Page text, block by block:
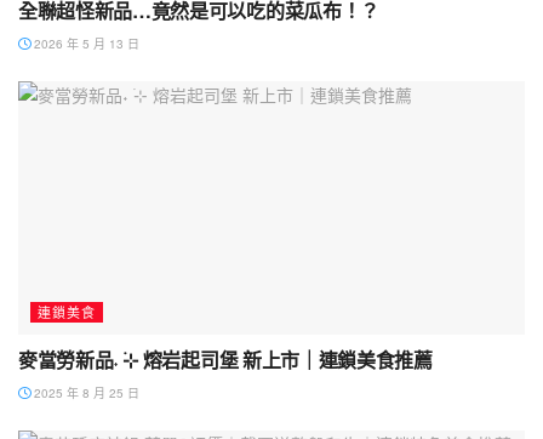
全聯超怪新品…竟然是可以吃的菜瓜布！？
2026 年 5 月 13 日
連鎖美食
麥當勞新品˖ ࣪⊹ 熔岩起司堡 新上市｜連鎖美食推薦
2025 年 8 月 25 日